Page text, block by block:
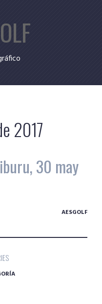
2017
30 may
AESGOLF